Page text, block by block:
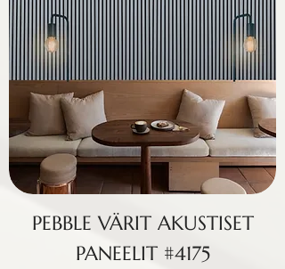
PEBBLE VÄRIT AKUSTISET
PANEELIT #4175